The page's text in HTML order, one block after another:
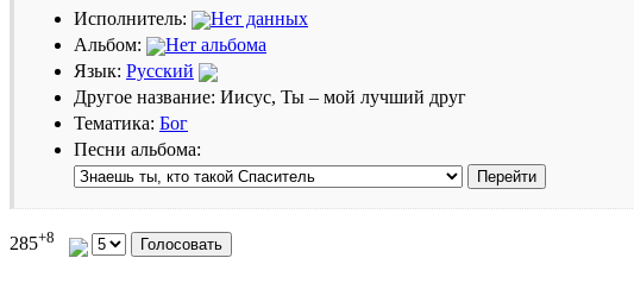
Исполнитель:
Нет данных
Альбом:
Нет альбома
Язык: Русский
Другое название: Иисус, Ты – мой лучший друг
Тематика: Бог
Песни альбома:
285+8